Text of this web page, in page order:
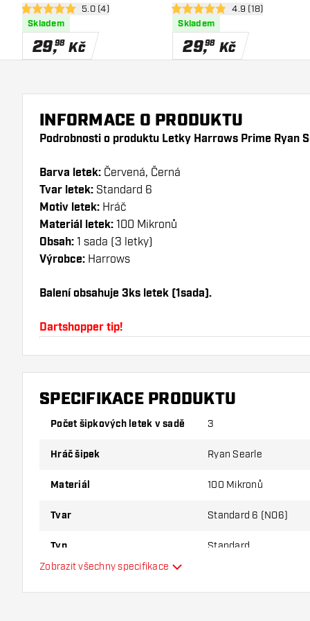
otevřít panel recenzí
5 hodnoticí hvězdičky
5.0 (4)
Skladem
29,98 Kč
otevřít panel
4.9 hodnoticí hvězdičky
4.9 (18)
Skladem
29,98 Kč
INFORMACE O PRODUKTU
Podrobnosti o produktu Letky Harrows Prime Ryan
Barva letek: Červená, Černá
Tvar letek: Standard 6
Motiv letek: Hráč
Materiál letek: 100 Mikronů
Obsah: 1 sada (3 letky)
Výrobce: Harrows
Balení obsahuje 3ks letek (1sada).
Dartshopper tip!
Ujistěte se, že máte po ruce dostatek letky a
používáním poškodit nebo zlomit.
varianta vám vyhovuje nejlépe!
SPECIFIKACE PRODUKTU
Počet šipkových letek v sadě 3
Hráč šipek Ryan Searle
Materiál 100 Mikronů
Tvar Standard 6 (NO6)
Typ Standard
Zobrazit všechny specifikace